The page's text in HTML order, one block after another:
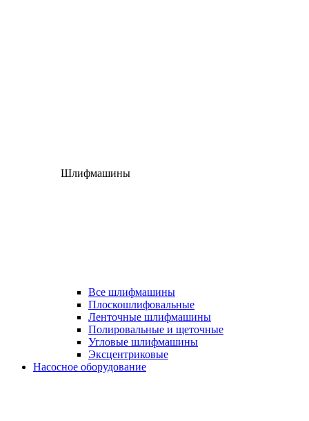
Шлифмашины
Все шлифмашины
Плоскошлифовальные
Ленточные шлифмашины
Полировальные и щеточные
Угловые шлифмашины
Эксцентриковые
Насосное оборудование